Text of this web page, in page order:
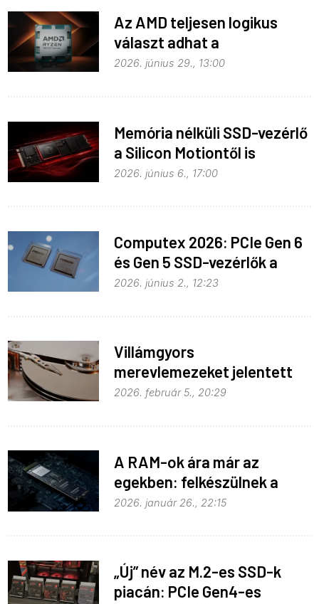
Az AMD teljesen logikus
választ adhat a
memóriaválságra
2026. június 29., 13:00
Memória nélküli SSD-vezérlő
a Silicon Motiontől is
2026. június 6., 17:00
Computex 2026: PCIe Gen 6
és Gen 5 SSD-vezérlők a
Phisontól
2026. június 2., 12:23
Villámgyors
merevlemezeket jelentett
be a Western Digital
2026. február 5., 20:29
A RAM-ok ára már az
egekben: felkészülnek a
SSD-k
2026. január 26., 22:15
„Új” név az M.2-es SSD-k
piacán: PCIe Gen4-es